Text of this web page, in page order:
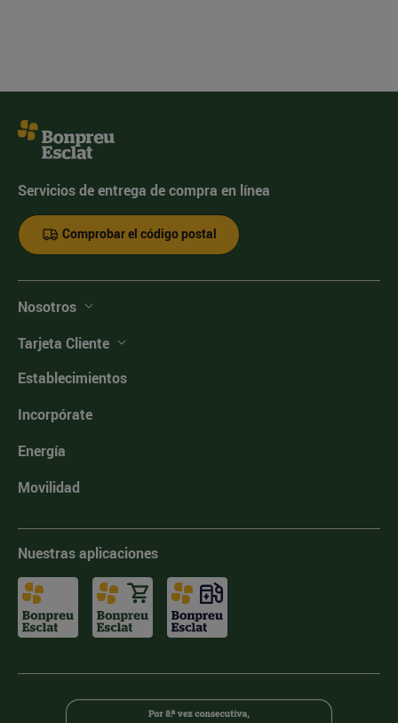
Servicios de entrega de compra en línea
Comprobar el código postal
Nosotros
Tarjeta Cliente
Establecimientos
Incorpórate
Energía
Movilidad
Nuestras aplicaciones